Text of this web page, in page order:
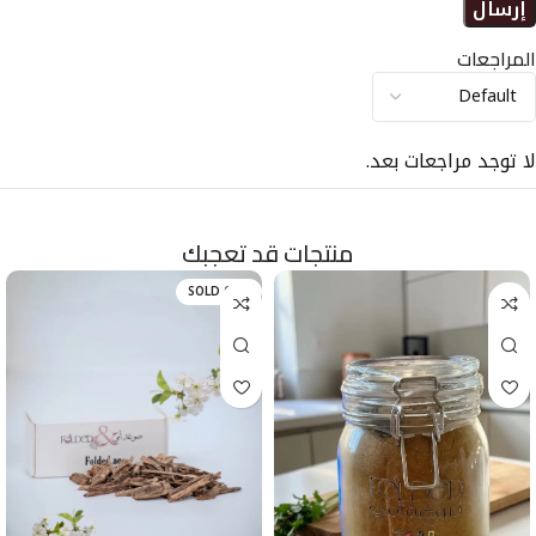
المراجعات
لا توجد مراجعات بعد.
منتجات قد تعجبك
SOLD OUT